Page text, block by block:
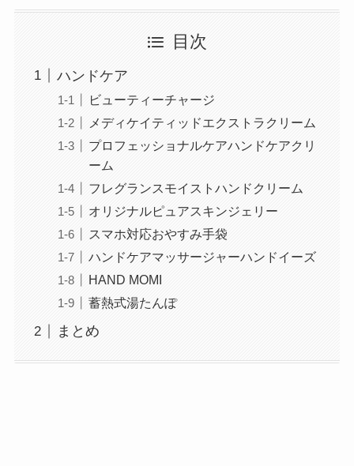
目次
ハンドケア
ビューティーチャージ
メディケイティッドエクストラクリーム
プロフェッショナルケアハンドケアクリ
ーム
フレグランスモイストハンドクリーム
オリジナルピュアスキンジェリー
スマホ対応おやすみ手袋
ハンドケアマッサージャーハンドイーズ
HAND MOMI
蓄熱式湯たんぽ
まとめ